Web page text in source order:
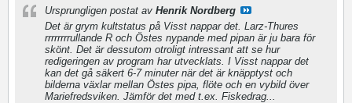
Ursprungligen postat av Henrik Nordberg
Det är grym kultstatus på Visst nappar det. Larz-Thures
rrrrrrrrullande R och Östes nypande med pipan är ju bara för
skönt. Det är dessutom otroligt intressant att se hur
redigeringen av program har utvecklats. I Visst nappar det
kan det gå säkert 6-7 minuter när det är knäpptyst och
bilderna växlar mellan Östes pipa, flöte och en vybild över
Mariefredsviken. Jämför det med t.ex. Fiskedrag...